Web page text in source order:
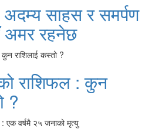
अदम्य साहस र समर्पण
अमर रहनेछ
राशिफल : कुन
?